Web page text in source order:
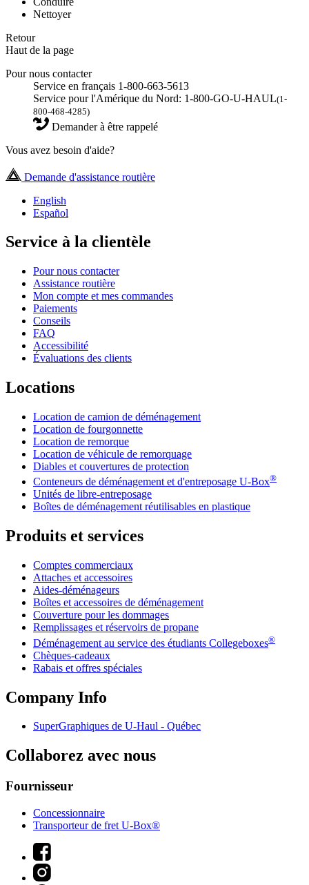
Nettoyer
Retour
Haut de la page
Pour nous contacter
Service en français 1-800-663-5613
Service pour l'Amérique du Nord: 1-800-GO-U-HAUL(1-
800-468-4285)
Demander à être rappelé
Vous avez besoin d'aide?
Demande d'assistance routière
English
Español
Service à la clientèle
Pour nous contacter
Assistance routière
Mon compte et mes commandes
Paiements
Conseils
FAQ
Accessibilité
Évaluations des clients
Locations
Location de camion de déménagement
Location de fourgonnette
Location de remorque
Location de véhicule de remorquage
Diables et couvertures de protection
Conteneurs de déménagement et d'entreposage U-Box®
Unités de libre-entreposage
Boîtes de déménagement réutilisables en plastique
Produits et services
Comptes commerciaux
Attaches et accessoires
Aides-déménageurs
Boîtes et accessoires de déménagement
Couverture pour les dommages
Remplissages et réservoirs de propane
Déménagement au service des étudiants Collegeboxes®
Chèques-cadeaux
Rabais et offres spéciales
Company Info
SuperGraphiques de U-Haul - Québec
Collaborez avec nous
Fournisseur
Concessionnaire
Transporteur de fret U-Box®